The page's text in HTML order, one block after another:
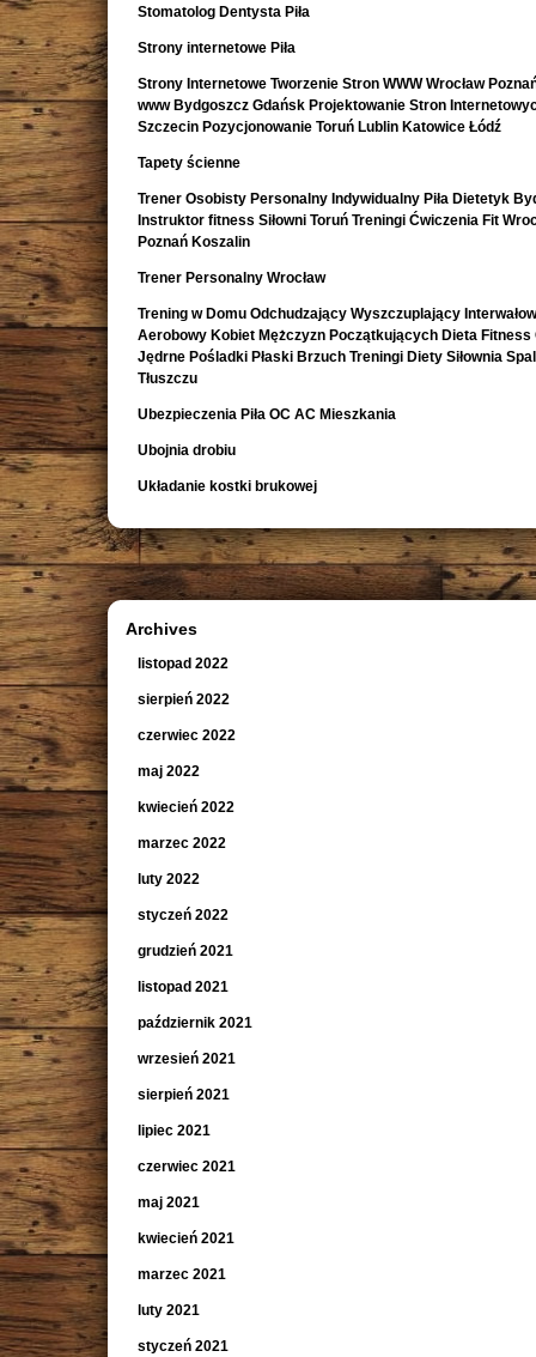
Stomatolog Dentysta Piła
Strony internetowe Piła
Strony Internetowe Tworzenie Stron WWW Wrocław
www Bydgoszcz Gdańsk Projektowanie Stron
Szczecin Pozycjonowanie Toruń Lublin Katowice Łódź
Tapety ścienne
Trener Osobisty Personalny Indywidualny Piła Dietetyk
Instruktor fitness Siłowni Toruń Treningi Ćwiczenia Fit
Poznań Koszalin
Trener Personalny Wrocław
Trening w Domu Odchudzający Wyszczuplający
Aerobowy Kobiet Mężczyzn Początkujących Dieta Fitness
Jędrne Pośladki Płaski Brzuch Treningi Diety Siłownia
Tłuszczu
Ubezpieczenia Piła OC AC Mieszkania
Ubojnia drobiu
Układanie kostki brukowej
Archives
listopad 2022
sierpień 2022
czerwiec 2022
maj 2022
kwiecień 2022
marzec 2022
luty 2022
styczeń 2022
grudzień 2021
listopad 2021
październik 2021
wrzesień 2021
sierpień 2021
lipiec 2021
czerwiec 2021
maj 2021
kwiecień 2021
marzec 2021
luty 2021
styczeń 2021